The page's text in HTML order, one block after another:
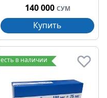
140 000 СУМ
Купить
есть в наличии